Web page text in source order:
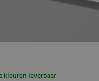
kleuren leverbaar